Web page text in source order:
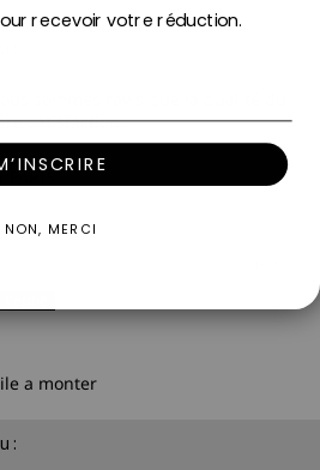
satisfaction.
PARIS
a monter
:
recevoir votre réduction.
NON, MERCI